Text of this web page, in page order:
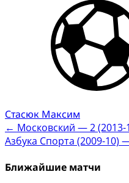
Стасюк Максим
Post
navigation
← Московский — 2
Азбука Спорта (2009-10)
Ближайшие матчи